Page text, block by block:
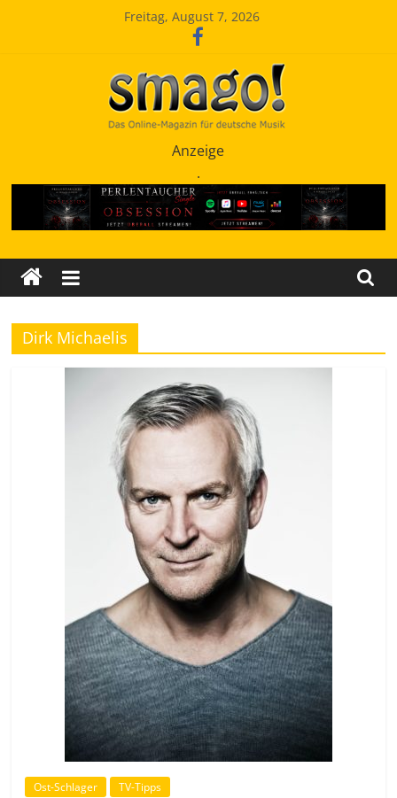
Freitag, August 7, 2026
SchlagerMAGazinOnline
Anzeige
.
Dirk Michaelis
Ost-Schlager TV-Tipps